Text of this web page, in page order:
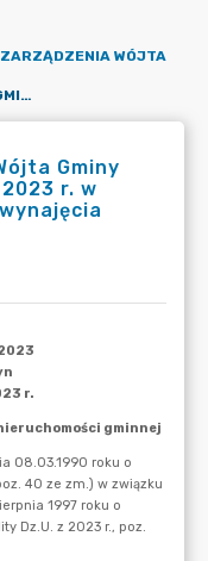
ZARZĄDZENIA WÓJTA
ZARZĄDZENIE NR 232/2023 WÓJTA GMINY RASZYN Z DNIA 28 WRZEŚNIA 2023 R. W SPRAWIE PRZEZNACZENIA DO WYNAJĘCIA NIERUCHOMOŚCI GMINNEJ
Gminy
r. w